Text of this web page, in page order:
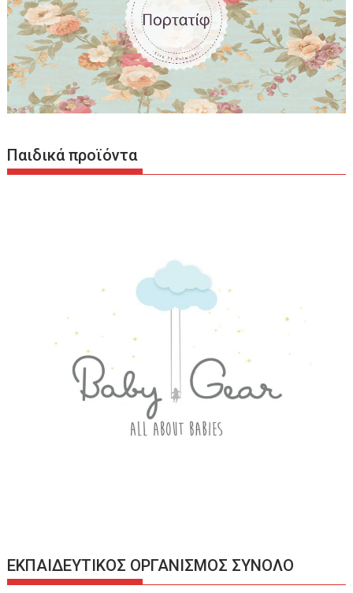
Παιδικά προϊόντα
ΕΚΠΑΙΔΕΥΤΙΚΟΣ ΟΡΓΑΝΙΣΜΟΣ ΣΥΝΟΛΟ